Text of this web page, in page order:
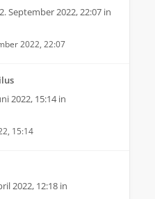
September 2022, 22:07 in
2022, 22:07
2022, 15:14in
15:14
2022, 12:18 in